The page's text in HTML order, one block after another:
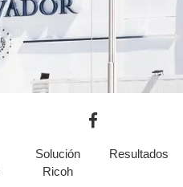
Solución
Ricoh
Resultados